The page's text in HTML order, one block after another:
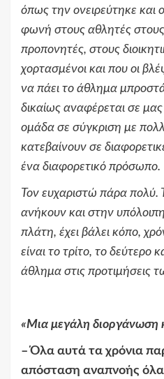
όπως την ονειρεύτηκε και
φωνή στους αθλητές στους
προπονητές, στους
χορτασμένοι και που οι
να πάει το άθλημα
δικαίως αναφέρεται σε
ομάδα σε σύγκριση με
κατεβαίνουν σε
ένα διαφορετικό πρόσωπο.
Τον ευχαριστώ πάρα πολύ.
ανήκουν και στην υπόλοιπη
πλάτη, έχει βάλει κόπο,
είναι το τρίτο, το δεύτερο
άθλημα στις προτιμήσεις
«Μια μεγάλη διοργάνωση
–Όλα αυτά τα χρόνια
απόσταση αναπνοής όλα